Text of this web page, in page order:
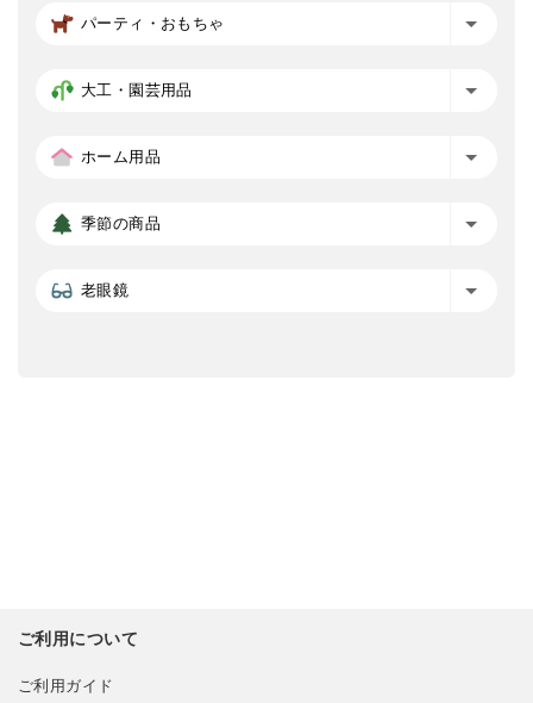
パーティ・おもちゃ
大工・園芸用品
ホーム用品
季節の商品
老眼鏡
ご利用について
ご利用ガイド